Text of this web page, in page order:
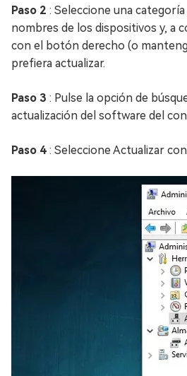
Paso 2 : Seleccione una
nombres de los dispositivos y, a
con el botón derecho (o
prefiera actualizar.
Paso 3 : Pulse la opción de
actualización del software del
Paso 4 : Seleccione Actualizar